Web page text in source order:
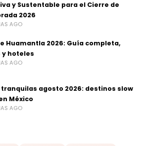
y Sustentable para el Cierre de
2026
AGO
Huamantla 2026: Guía completa,
y hoteles
AGO
tranquilas agosto 2026: destinos slow
México
AGO